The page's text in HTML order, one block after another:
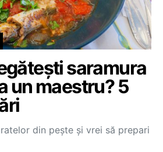
saramura
un maestru? 5
din pește și vrei să prepari